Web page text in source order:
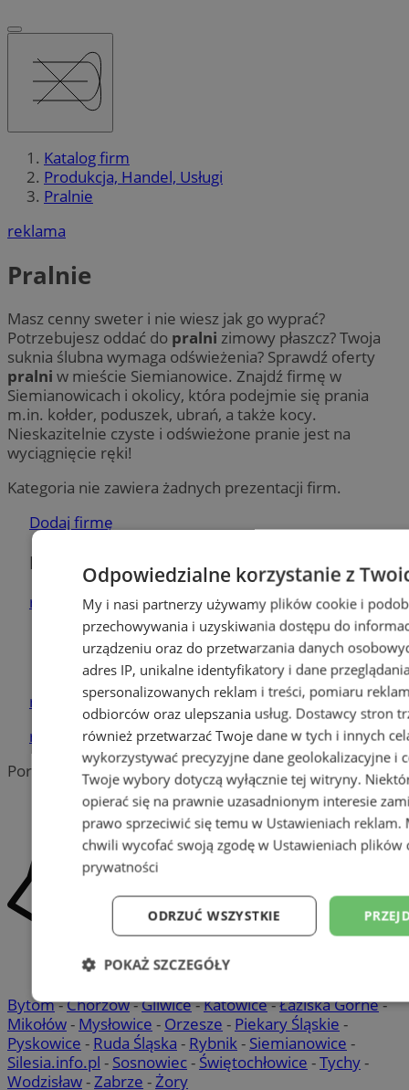
Katalog firm
Produkcja, Handel, Usługi
Pralnie
reklama
Pralnie
Masz cenny sweter i nie wiesz jak go wyprać?
Potrzebujesz oddać do pralni zimowy płaszcz? Twoja
suknia ślubna wymaga odświeżenia? Sprawdź oferty
pralni w mieście Siemianowice. Znajdź firmę w
Siemianowicach i okolicy, która podejmie się prania
m.in. kołder, poduszek, ubrań, a także kocy.
Nieskazitelnie czyste i odświeżone pranie jest na
wyciągnięcie ręki!
Kategoria nie zawiera żadnych prezentacji firm.
Dodaj firmę
Pozostałe firmy w kategorii
reklama
Tworzenie stron www -
Siemianowice Śl.
reklama
reklama
Portal należy do sieci
Bytom-Chorzów-Gliwice-Katowice-Łaziska Górne-
Mikołów- Mysłowice - Orzesze - Piekary Śląskie -
Pyskowice - Ruda Śląska - Rybnik- Siemianowice -
Silesia.info.pl - Sosnowiec- Świętochłowice -Tychy-
Wodzisław-Zabrze -Żory
Odpowiedzialne korzystanie z
My i nasi partnerzy używamy plików cookie i
przechowywania i uzyskiwania dostępu do
urządzeniu oraz do przetwarzania danych
adres IP, unikalne identyfikatory i dane
spersonalizowanych reklam i treści, pomiaru
odbiorców oraz ulepszania usług. Dostawcy stron
również przetwarzać Twoje dane w tych i innych
wykorzystywać precyzyjne dane geolokalizacyjne i
Twoje wybory dotyczą wyłącznie tej witryny.
opierać się na prawnie uzasadnionym interesie
prawo sprzeciwić się temu w Ustawieniach reklam.
chwili wycofać swoją zgodę w Ustawieniach plików
prywatności
ODRZUĆ WSZYSTKIE
POKAŻ SZCZEGÓŁY
Niezbędne Wydajność
Niesklasyfikowane